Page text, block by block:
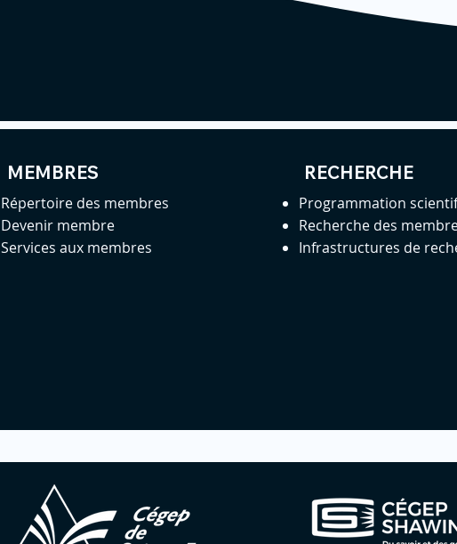
MEMBRES
Répertoire des membres
Devenir membre
Services aux membres
RECHERCHE
Programmation
Recherche des
Infrastructures de